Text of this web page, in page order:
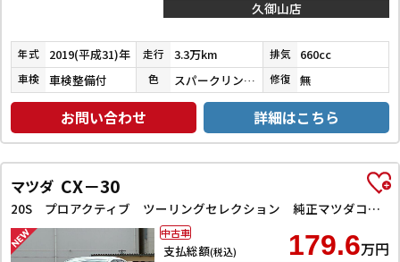
久御山店
年式 2019(平成31)年 走行 3.3万km 排気 660cc
車検 車検整備付 色 スパークリングレッドメタリック 修復 無
お問い合わせ 詳細はこちら
マツダ CX－30
20S プロアクティブ ツーリングセレクション 純正マツダコネクトナビゲーション ETC バックカメラ クリアランスソナー オートクルーズコントロール パワーシート 衝突被害軽減システム LEDヘッドランプ 電動リアゲート アルミホイール
支払総額(税込) 179.6万円
中古車